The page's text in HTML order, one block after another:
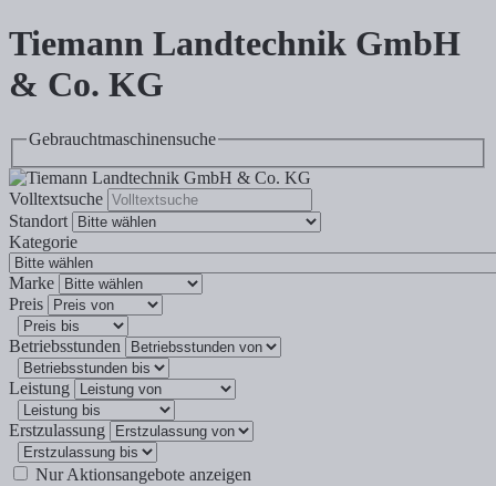
Tiemann Landtechnik GmbH
& Co. KG
Gebrauchtmaschinensuche
Volltextsuche
Standort
Kategorie
Marke
Preis
Betriebsstunden
Leistung
Erstzulassung
Nur Aktionsangebote anzeigen